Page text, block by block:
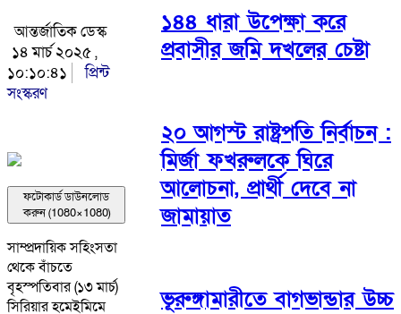
আন্তর্জাতিক ডেস্ক
১৪ মার্চ ২০২৫ ,
১০:১০:৪১
প্রিন্ট
সংস্করণ
ফটোকার্ড ডাউনলোড
করুন (1080×1080)
সাম্প্রদায়িক সহিংসতা
থেকে বাঁচতে
বৃহস্পতিবার (১৩ মার্চ)
সিরিয়ার হমেইমিমে
১৪৪ ধারা উপেক্ষা করে
প্রবাসীর জমি দখলের চেষ্টা
২০ আগস্ট রাষ্ট্রপতি নির্বাচন :
মির্জা ফখরুলকে ঘিরে
আলোচনা, প্রার্থী দেবে না
জামায়াত
ভূরুঙ্গামারীতে বাগভান্ডার উচ্চ